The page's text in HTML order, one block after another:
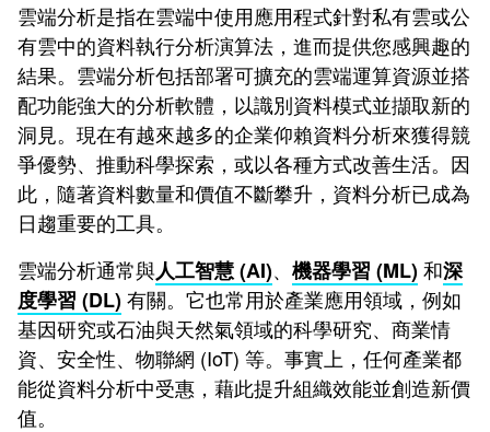
雲端分析是指在雲端中使用應用程式針對私有雲或公
有雲中的資料執行分析演算法，進而提供您感興趣的
結果。雲端分析包括部署可擴充的雲端運算資源並搭
配功能強大的分析軟體，以識別資料模式並擷取新的
洞見。現在有越來越多的企業仰賴資料分析來獲得競
爭優勢、推動科學探索，或以各種方式改善生活。因
此，隨著資料數量和價值不斷攀升，資料分析已成為
日趨重要的工具。
雲端分析通常與人工智慧 (AI)、 機器學習 (ML)和深
度學習 (DL)有關。它也常用於產業應用領域，例如
基因研究或石油與天然氣領域的科學研究、商業情
資、安全性、物聯網 (IoT) 等。事實上，任何產業都
能從資料分析中受惠，藉此提升組織效能並創造新價
值。